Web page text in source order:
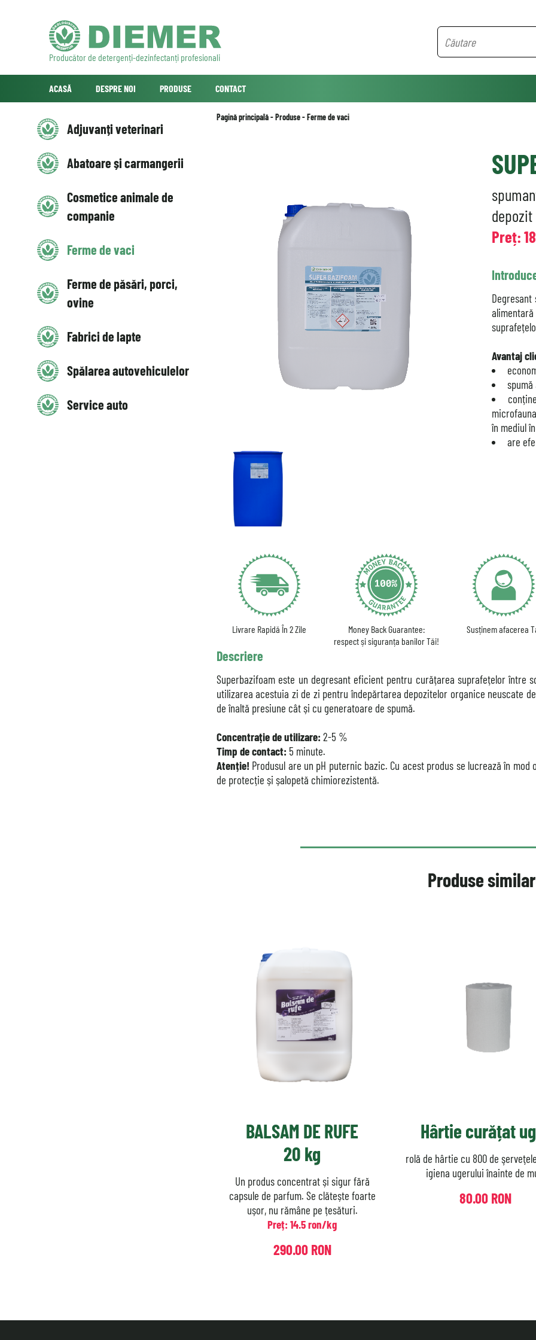
Producător de detergenți-dezinfectanți profesionali
ACASĂ DESPRE NOI PRODUSE CONTACT
Adjuvanți veterinari
Abatoare și carmangerii
Cosmetice animale de
companie
Ferme de vaci
Ferme de păsări, porci,
ovine
Fabrici de lapte
Spălarea autovehiculelor
Service auto
Pagină principală-Produse-Ferme de vaci
Preț:
Avantaj
în mediul
are
Livrare Rapidă În 2 Zile
Money Back Guarantee:
respect și siguranța banilor Tăi!
Susținem afacerea
Descriere
Superbazifoam este un degresant eficient pentru curățarea suprafețelor între
utilizarea acestuia zi de zi pentru îndepărtarea depozitelor organice neuscate
de înaltă presiune cât și cu generatoare de spumă.
Concentrație de utilizare: 2-5 %
Timp de contact: 5 minute.
Atenție! Produsul are un pH puternic bazic. Cu acest produs se lucrează în
de protecție și șalopetă chimiorezistentă.
Produse
BALSAM DE RUFE
20 kg
Un produs concentrat și sigur fără
capsule de parfum. Se clătește foarte
ușor, nu rămâne pe țesături.
Preț: 14.5 ron/kg
290.00 RON
Hârtie curățat
rolă de hârtie cu 800 de
igiena ugerului înainte de
80.00 RON